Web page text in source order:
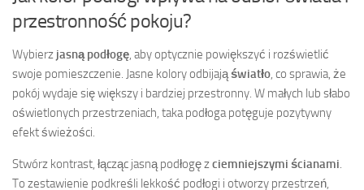
przestronność pokoju?
Wybierz jasną podłogę , aby optycznie powiększyć i rozświetlić
swoje pomieszczenie. Jasne kolory odbijająświatło , co sprawia, że
pokój wydaje się większy i bardziej przestronny. W małych lub słabo
oświetlonych przestrzeniach, taka podłoga potęguje pozytywny
efekt świeżości.
Stwórz kontrast, łącząc jasną podłogę zciemniejszymi ścianami
To zestawienie podkreśli lekkość podłogi i otworzy przestrzeń,